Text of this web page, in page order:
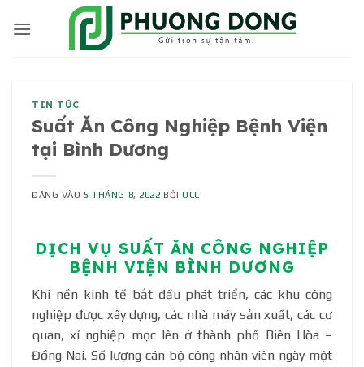
qua
TIN TỨC
Suất Ăn Công Nghiệp Bệnh Viện
tại Bình Dương
ĐĂNG VÀO5 THÁNG 8, 2022 BỞIOCC
DỊCH VỤ SUẤT ĂN CÔNG NGHIỆP
BỆNH VIỆN BÌNH DƯƠNG
Khi nền kinh tế bắt đầu phát triển, các khu công
nghiệp được xây dựng, các nhà máy sản xuất, các cơ
quan, xí nghiệp mọc lên ở thành phố Biên Hòa –
Đồng Nai. Số lượng cán bộ công nhân viên ngày một